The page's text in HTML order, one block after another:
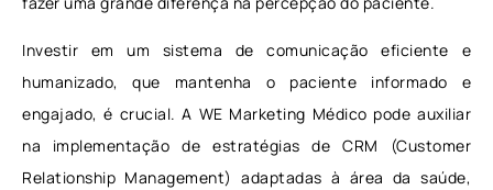
Investir em um sistema de comunicação eficiente e
humanizado, que mantenha o paciente informado e
engajado, é crucial. A WE Marketing Médico pode auxiliar
na implementação de estratégias de CRM (Customer
Relationship Management) adaptadas à área da saúde,